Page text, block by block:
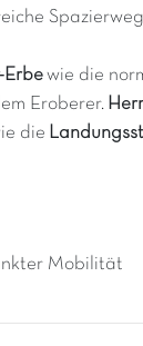
Erbewie die
Eroberer.
die
Mobilität